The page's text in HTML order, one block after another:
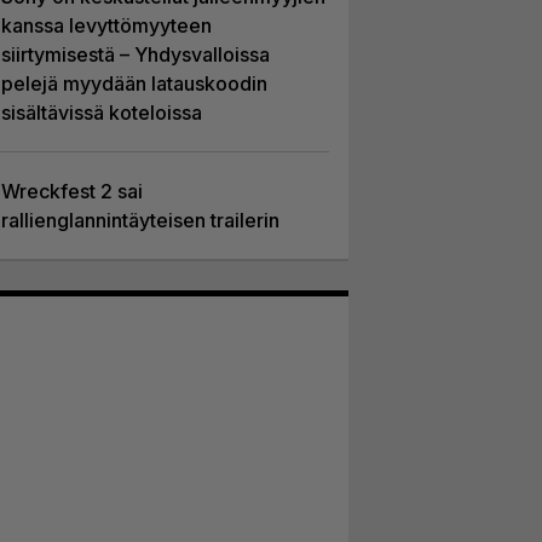
kanssa levyttömyyteen
siirtymisestä – Yhdysvalloissa
pelejä myydään latauskoodin
sisältävissä koteloissa
Wreckfest 2 sai
rallienglannintäyteisen trailerin